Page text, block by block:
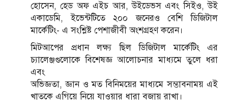
হোসেন, হেড অফ এইচ আর, উইডেভস এবং সিইও, উই
একাডেমি, ইভেন্টটিতে ২০০ জনেরও বেশি ডিজিটাল
মার্কেটিং- এ সংশ্লিষ্ট পেশাজীবী অংশগ্রহণ করেন।
মিটআপের প্রধান লক্ষ্য ছিল ডিজিটাল মার্কেটিং এর
চ্যালেঞ্জগুলোকে বিশেষজ্ঞ আলোচনার মাধ্যমে তুলে ধরা
এবং
অভিজ্ঞতা, জ্ঞান ও মত বিনিময়ের মাধ্যমে সম্ভাবনাময় এই
খাতকে এগিয়ে নিয়ে যাওয়ার ধারা বজায় রাখা।